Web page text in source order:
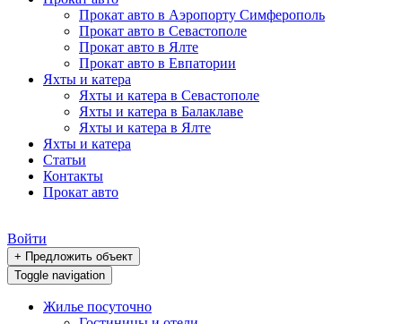
Прокат авто в Аэропорту Симферополь
Прокат авто в Севастополе
Прокат авто в Ялте
Прокат авто в Евпатории
Яхты и катера
Яхты и катера в Севастополе
Яхты и катера в Балаклаве
Яхты и катера в Ялте
Яхты и катера
Статьи
Контакты
Прокат авто
Войти
+ Предложить объект
Toggle navigation
Жилье посуточно